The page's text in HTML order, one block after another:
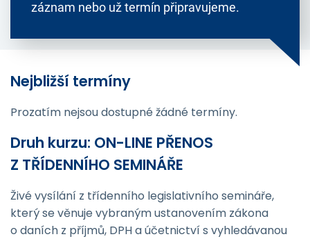
záznam nebo už termín připravujeme.
Nejbližší termíny
Prozatím nejsou dostupné žádné termíny.
Druh kurzu: ON-LINE PŘENOS
Z TŘÍDENNÍHO SEMINÁŘE
Živé vysílání z třídenního legislativního semináře,
který se věnuje vybraným ustanovením zákona
o daních z příjmů, DPH a účetnictví s vyhledávanou